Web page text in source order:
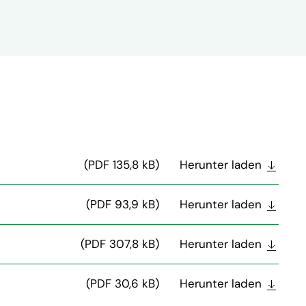
(PDF 135,8 kB) Herunter laden
(PDF 93,9 kB) Herunter laden
(PDF 307,8 kB) Herunter laden
(PDF 30,6 kB) Herunter laden